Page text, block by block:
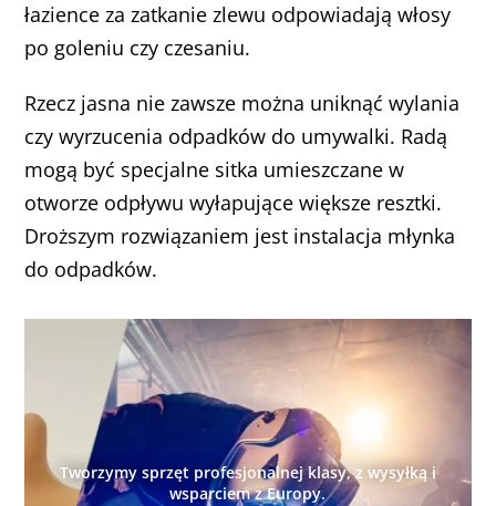
łazience za zatkanie zlewu odpowiadają włosy
po goleniu czy czesaniu.
Rzecz jasna nie zawsze można uniknąć wylania
czy wyrzucenia odpadków do umywalki. Radą
mogą być specjalne sitka umieszczane w
otworze odpływu wyłapujące większe resztki.
Droższym rozwiązaniem jest instalacja młynka
do odpadków.
Tworzymy sprzęt profesjonalnej klasy, z wysyłką i
wsparciem z Europy.